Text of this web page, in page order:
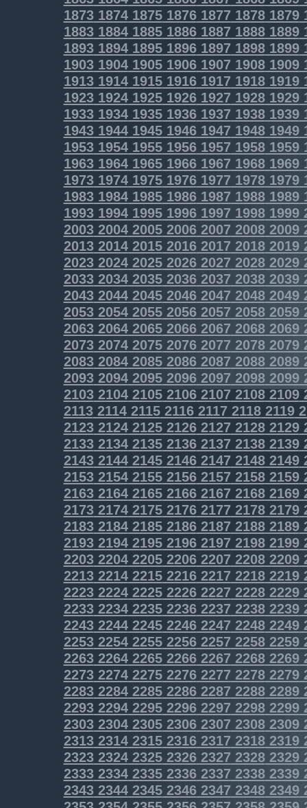
1873187418751876187718781879
1883188418851886188718881889
1893189418951896189718981899
1903190419051906190719081909
1913191419151916191719181919
1923192419251926192719281929
1933193419351936193719381939
1943194419451946194719481949
1953195419551956195719581959
1963196419651966196719681969
19731974197519761977 19781979
19831984198519861987 19881989
19931994199519961997 19981999
20032004200520062007 20082009
20132014201520162017 20182019
2023202420252026202720282029
20332034203520362037 20382039
20432044204520462047 20482049
20532054205520562057 20582059
20632064206520662067 20682069
20732074207520762077 20782079
20832084208520862087 20882089
20932094209520962097 20982099
2103210421052106210721082109
2113211421152116211721182119
2123212421252126212721282129
2133213421352136213721382139
2143214421452146214721482149
2153215421552156215721582159
2163216421652166216721682169
2173217421752176217721782179
2183218421852186218721882189
2193219421952196219721982199
2203220422052206220722082209
2213221422152216221722182219
2223222422252226222722282229
2233223422352236223722382239
2243224422452246224722482249
2253225422552256225722582259
22632264226522662267 22682269
2273227422752276227722782279
22832284228522862287 22882289
22932294229522962297 22982299
23032304230523062307 23082309
2313231423152316231723182319
23232324232523262327 23282329
23332334233523362337 23382339
23432344234523462347 23482349